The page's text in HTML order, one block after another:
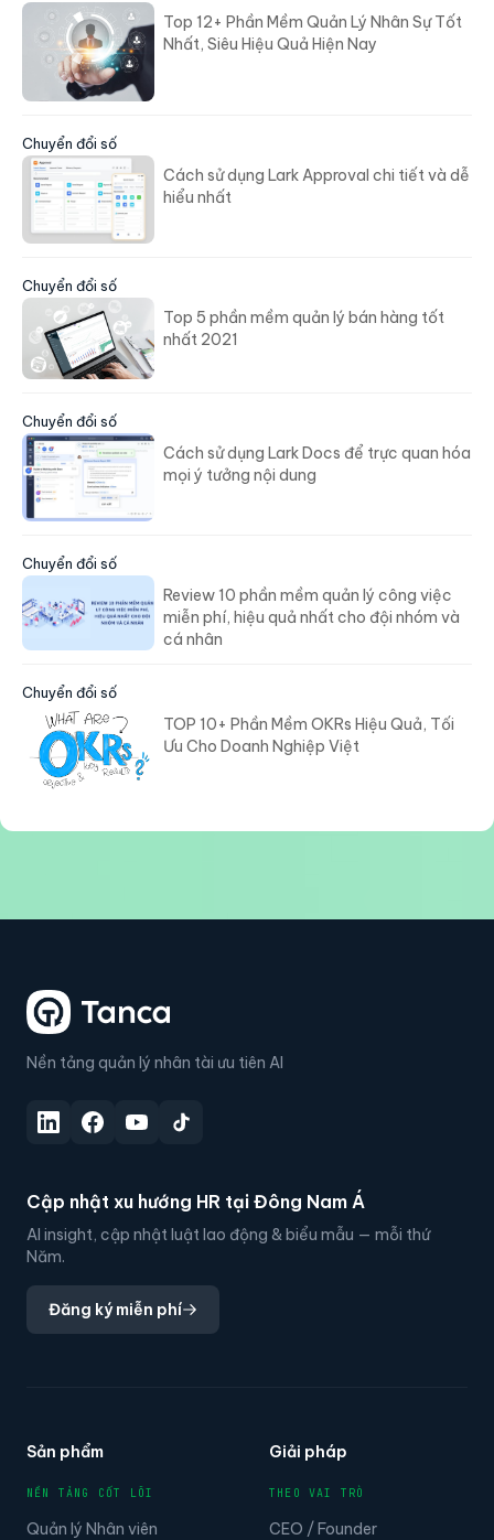
Top 12+ Phần Mềm Quản Lý Nhân Sự Tốt
Nhất, Siêu Hiệu Quả Hiện Nay
Chuyển đổi số
Cách sử dụng Lark Approval chi tiết và dễ
hiểu nhất
Chuyển đổi số
Top 5 phần mềm quản lý bán hàng tốt
nhất 2021
Chuyển đổi số
Cách sử dụng Lark Docs để trực quan hóa
mọi ý tưởng nội dung
Chuyển đổi số
Review 10 phần mềm quản lý công việc
miễn phí, hiệu quả nhất cho đội nhóm và
cá nhân
Chuyển đổi số
TOP 10+ Phần Mềm OKRs Hiệu Quả, Tối
Ưu Cho Doanh Nghiệp Việt
Nền tảng quản lý nhân tài ưu tiên AI
Cập nhật xu hướng HR tại Đông Nam Á
AI insight, cập nhật luật lao động & biểu mẫu — mỗi thứ
Năm.
Đăng ký miễn phí
Sản phẩm
NỀN TẢNG CỐT LÕI
Quản lý Nhân viên
Giải pháp
THEO VAI TRÒ
CEO / Founder